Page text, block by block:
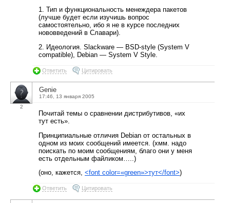
1. Тип и функциональность менеждера пакетов
(лучше будет если изучишь вопрос
самостоятельно, ибо я не в курсе последних
нововведений в Славари).
2. Идеология. Slackware — BSD-style (System V
compatible), Debian — System V Style.
Ответить Цитировать
2
Genie
17:46, 13 января 2005
Почитай темы о сравнении дистрибутивов, «их
тут есть».
Принципиальные отличия Debian от остальных в
одном из моих сообщений имеется. (хмм. надо
поискать по моим сообщениям, благо они у меня
есть отдельным файликом…..)
(оно, кажется, <font color=«green»>тут</font>)
Ответить Цитировать